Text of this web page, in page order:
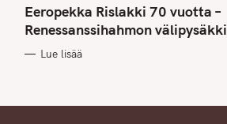
T
E
G
O
I
Eeropekka Rislakki 70 vuotta –
Renessanssihahmon välipysäkki
Lue lisää